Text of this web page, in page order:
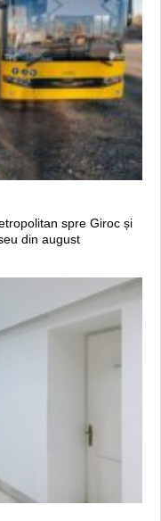
spre Giroc și
din august